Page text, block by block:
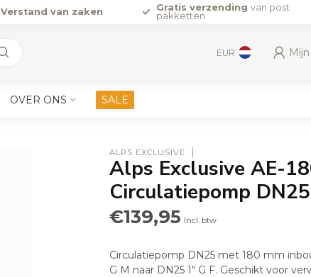
Verstand van zaken Gratis verzending van post
pakketten
EUR
OVER ONS SALE
ALPS EXCLUSIVE
Alps Exclusive AE-
Circulatiepomp
€139,95 Incl. btw
Circulatiepomp DN25 met 180 mm
G M naar DN25 1" G F. Geschikt voor